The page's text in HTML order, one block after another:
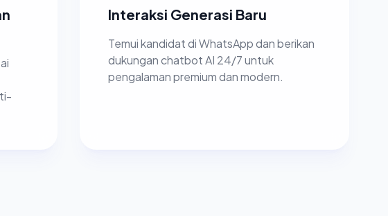
Interaksi Generasi Baru
Temui kandidat di WhatsApp dan berikan
dukungan chatbot AI 24/7 untuk
pengalaman premium dan modern.